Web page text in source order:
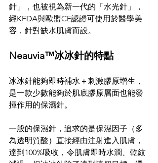
針」，也被視為新一代的「水光針」，
經KFDA與歐盟CE認證可使用於醫學美
容，針對缺水肌膚而設。
Neauvia™冰冰針的特點
冰冰針能夠即時補水＋刺激膠原增生，
是一款少數能夠於肌底膠原層面也能發
揮作用的保濕針。
一般的保濕針，追求的是保濕因子（多
為透明質酸）直接經由注射進入肌膚，
達到100%吸收，令肌膚即時水潤、乾紋